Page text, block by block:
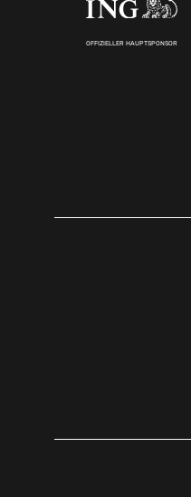
OFFIZIELLER HAUPTSPONSOR